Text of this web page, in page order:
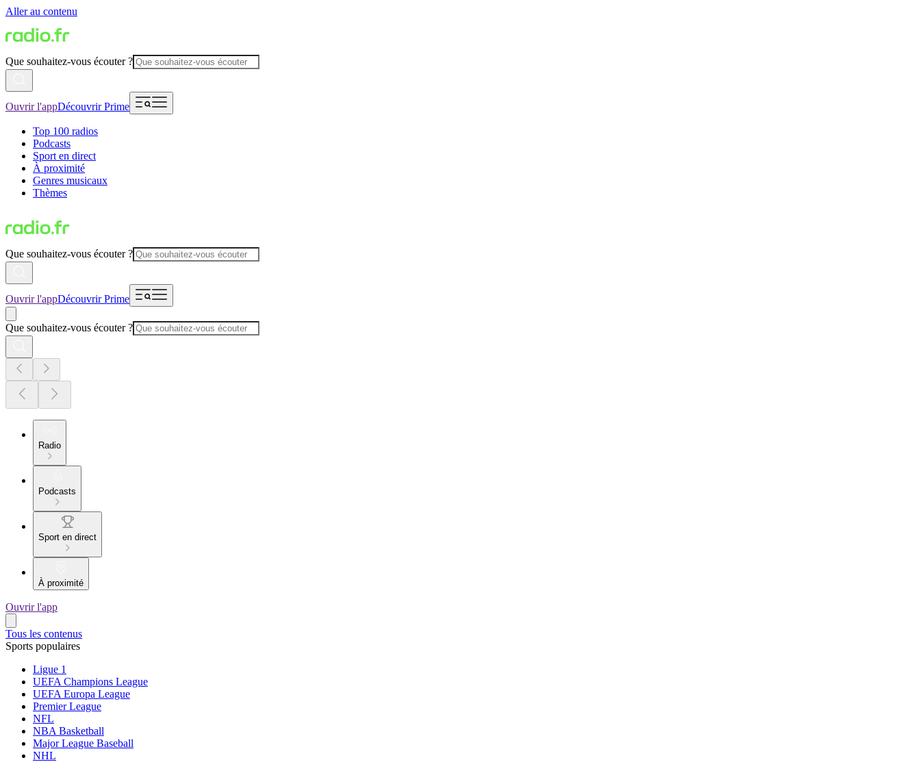
Aller au contenu
Que souhaitez-vous écouter ?
Ouvrir l'appDécouvrir Prime
Top 100 radios
Podcasts
Sport en direct
À proximité
Genres musicaux
Thèmes
Que souhaitez-vous écouter ?
Ouvrir l'appDécouvrir Prime
Que souhaitez-vous écouter ?
Radio
Podcasts
Sport en direct
À proximité
Ouvrir l'app
Tous les contenus
Sports populaires
Ligue 1
UEFA Champions League
UEFA Europa League
Premier League
NFL
NBA Basketball
Major League Baseball
NHL